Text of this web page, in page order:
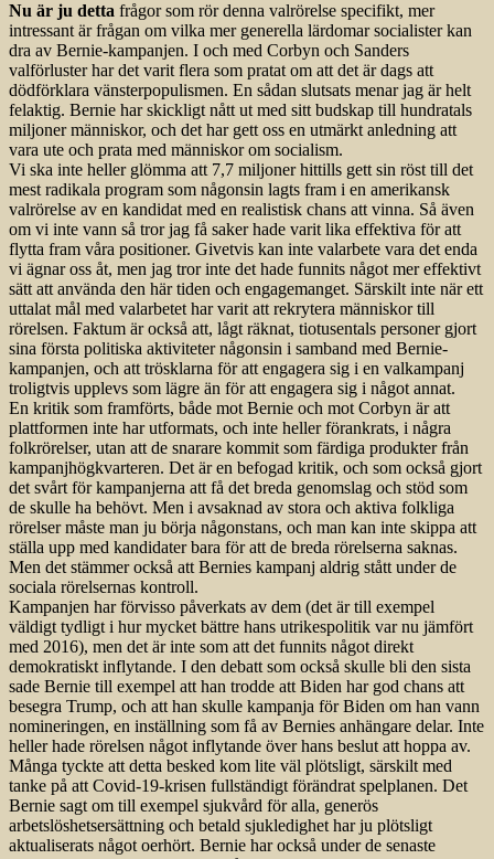
Nu är ju detta frågor som rör denna valrörelse specifikt, mer
intressant är frågan om vilka mer generella lärdomar socialister kan
dra av Bernie-kampanjen. I och med Corbyn och Sanders
valförluster har det varit flera som pratat om att det är dags att
dödförklara vänsterpopulismen. En sådan slutsats menar jag är helt
felaktig. Bernie har skickligt nått ut med sitt budskap till hundratals
miljoner människor, och det har gett oss en utmärkt anledning att
vara ute och prata med människor om socialism.
Vi ska inte heller glömma att 7,7 miljoner hittills gett sin röst till det
mest radikala program som någonsin lagts fram i en amerikansk
valrörelse av en kandidat med en realistisk chans att vinna. Så även
om vi inte vann så tror jag få saker hade varit lika effektiva för att
flytta fram våra positioner. Givetvis kan inte valarbete vara det enda
vi ägnar oss åt, men jag tror inte det hade funnits något mer effektivt
sätt att använda den här tiden och engagemanget. Särskilt inte när ett
uttalat mål med valarbetet har varit att rekrytera människor till
rörelsen. Faktum är också att, lågt räknat, tiotusentals personer gjort
sina första politiska aktiviteter någonsin i samband med Bernie-
kampanjen, och att trösklarna för att engagera sig i en valkampanj
troligtvis upplevs som lägre än för att engagera sig i något annat.
En kritik som framförts, både mot Bernie och mot Corbyn är att
plattformen inte har utformats, och inte heller förankrats, i några
folkrörelser, utan att de snarare kommit som färdiga produkter från
kampanjhögkvarteren. Det är en befogad kritik, och som också gjort
det svårt för kampanjerna att få det breda genomslag och stöd som
de skulle ha behövt. Men i avsaknad av stora och aktiva folkliga
rörelser måste man ju börja någonstans, och man kan inte skippa att
ställa upp med kandidater bara för att de breda rörelserna saknas.
Men det stämmer också att Bernies kampanj aldrig stått under de
sociala rörelsernas kontroll.
Kampanjen har förvisso påverkats av dem (det är till exempel
väldigt tydligt i hur mycket bättre hans utrikespolitik var nu jämfört
med 2016), men det är inte som att det funnits något direkt
demokratiskt inflytande. I den debatt som också skulle bli den sista
sade Bernie till exempel att han trodde att Biden har god chans att
besegra Trump, och att han skulle kampanja för Biden om han vann
nomineringen, en inställning som få av Bernies anhängare delar. Inte
heller hade rörelsen något inflytande över hans beslut att hoppa av.
Många tyckte att detta besked kom lite väl plötsligt, särskilt med
tanke på att Covid-19-krisen fullständigt förändrat spelplanen. Det
Bernie sagt om till exempel sjukvård för alla, generös
arbetslöshetsersättning och betald sjukledighet har ju plötsligt
aktualiserats något oerhört. Bernie har också under de senaste